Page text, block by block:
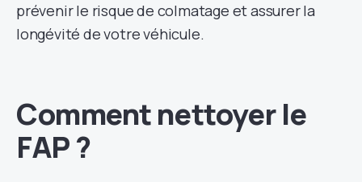
prévenir le risque de colmatage et assurer la
longévité de votre véhicule.
Comment nettoyer le
FAP ?